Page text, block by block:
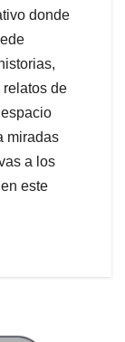
donde
de
miradas
a los
este